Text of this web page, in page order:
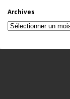
Archives
Archives